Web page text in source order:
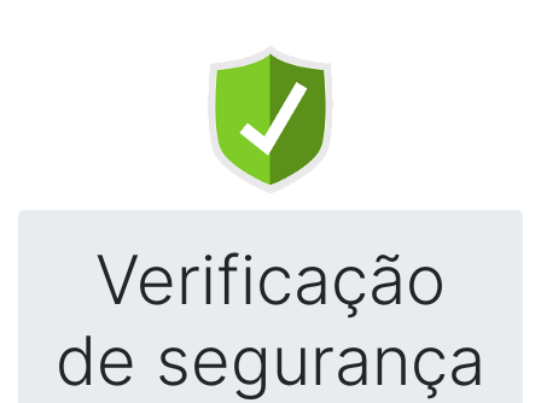
Verificação
de segurança